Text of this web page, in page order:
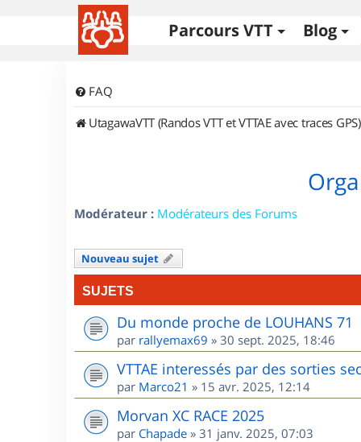
Parcours VTT Blog
FAQ
UtagawaVTT (Randos VTT et VTTAE avec traces GPS)
Modérateur : Modérateurs des Forums
Nouveau sujet
SUJETS
Du monde proche de LOUHANS 71
par rallyemax69 » 30 sept. 2025, 18:46
VTTAE interessés par des sorties
par Marco21 » 15 avr. 2025, 12:14
Morvan XC RACE 2025
par Chapade » 31 janv. 2025, 07:03